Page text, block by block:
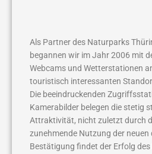
Als Partner des Naturparks
begannen wir im Jahr 2006 mit
Webcams und Wetterstationen
touristisch interessanten
Die beeindruckenden
Kamerabilder belegen die stetig
Attraktivität, nicht zuletzt durch
zunehmende Nutzung der neuen
Bestätigung findet der Erfolg